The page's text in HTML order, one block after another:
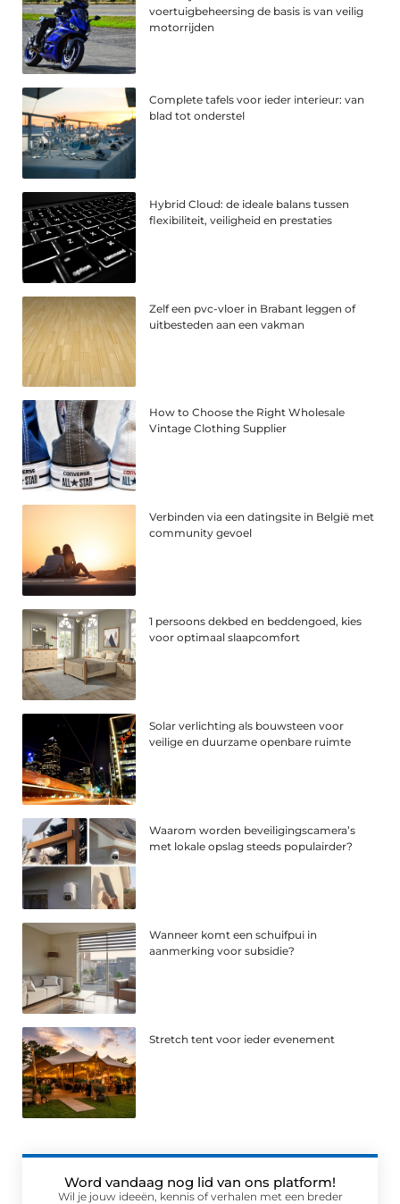
voertuigbeheersing de basis is van veilig
motorrijden
Complete tafels voor ieder interieur: van
blad tot onderstel
Hybrid Cloud: de ideale balans tussen
flexibiliteit, veiligheid en prestaties
Zelf een pvc-vloer in Brabant leggen of
uitbesteden aan een vakman
How to Choose the Right Wholesale
Vintage Clothing Supplier
Verbinden via een datingsite in België met
community gevoel
1 persoons dekbed en beddengoed, kies
voor optimaal slaapcomfort
Solar verlichting als bouwsteen voor
veilige en duurzame openbare ruimte
Waarom worden beveiligingscamera’s
met lokale opslag steeds populairder?
Wanneer komt een schuifpui in
aanmerking voor subsidie?
Stretch tent voor ieder evenement
Word vandaag nog lid van ons platform!
Wil je jouw ideeën, kennis of verhalen met een breder